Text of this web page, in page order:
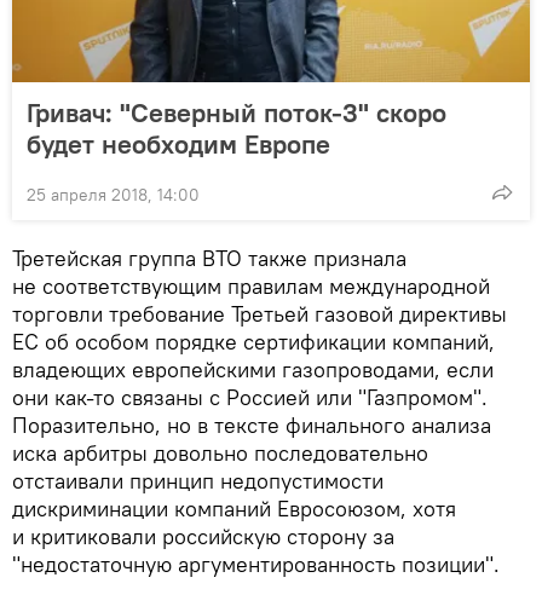
Гривач: "Северный поток-3" скоро
будет необходим Европе
25 апреля 2018, 14:00
Третейская группа ВТО также признала
не соответствующим правилам международной
торговли требование Третьей газовой директивы
ЕС об особом порядке сертификации компаний,
владеющих европейскими газопроводами, если
они как-то связаны с Россией или "Газпромом".
Поразительно, но в тексте финального анализа
иска арбитры довольно последовательно
отстаивали принцип недопустимости
дискриминации компаний Евросоюзом, хотя
и критиковали российскую сторону за
"недостаточную аргументированность позиции".